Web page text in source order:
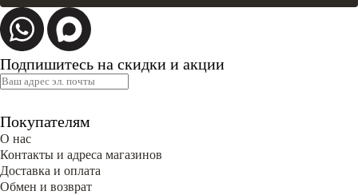
Подпишитесь на скидки и акции
Покупателям
О нас
Контакты и адреса магазинов
Доставка и оплата
Обмен и возврат